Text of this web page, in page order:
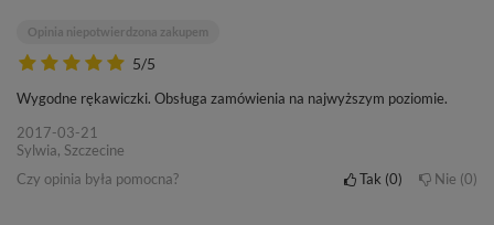
5/5
Opinia niepotwierdzona zakupem
Wygodne rękawiczki. Obsługa zamówienia na najwyższym poziomie.
2017-03-21
Sylwia, Szczecine
Czy opinia była pomocna?
Tak 0 Nie 0